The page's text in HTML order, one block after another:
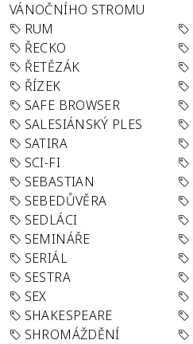
VÁNOČNÍHO STROMU
RUM
ŘECKO
ŘETĚZÁK
ŘÍZEK
SAFE BROWSER
SALESIÁNSKÝ PLES
SATIRA
SCI-FI
SEBASTIAN
SEBEDŮVĚRA
SEDLÁCI
SEMINÁŘE
SERIÁL
SESTRA
SEX
SHAKESPEARE
SHROMÁŽDĚNÍ